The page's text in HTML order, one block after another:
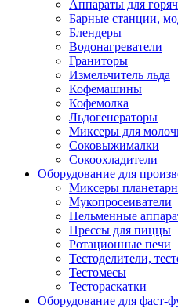
Аппараты для
Барные станции,
Блендеры
Водонагреватели
Граниторы
Измельчитель льда
Кофемашины
Кофемолка
Льдогенераторы
Миксеры для
Соковыжималки
Сокоохладители
Оборудование для
Миксеры
Мукопросеиватели
Пельменные
Прессы для пиццы
Ротационные печи
Тестоделители,
Тестомесы
Тестораскатки
Оборудование для фаст-